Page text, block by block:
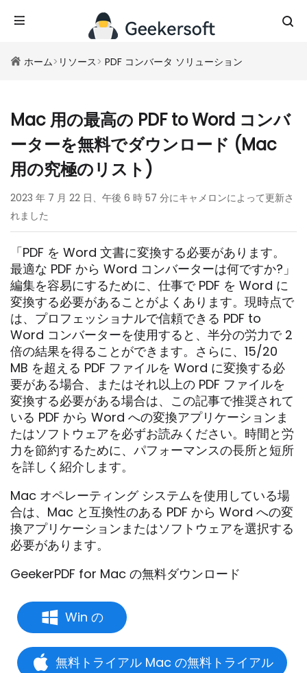
ホーム> リソース > PDF コンバータ ソリューション
Mac 用の最高の PDF to Word コンバ
ーターを無料でダウンロード (Mac
用の究極のリスト)
2023 年 7 月 22 日、午後 6 時 57 分にキャメロンによって更新さ
れました
「PDF を Word 文書に変換する必要があります。
最適な PDF から Word コンバーターは何ですか?」
編集を容易にするために、仕事で PDF を Word に
変換する必要があることがよくあります。現時点で
は、プロフェッショナルで信頼できる PDF to
Word コンバーターを使用すると、半分の労力で 2
倍の結果を得ることができます。さらに、15/20
MB を超える PDF ファイルを Word に変換する必
要がある場合、またはそれ以上の PDF ファイルを
変換する必要がある場合は、この記事で推奨されて
いる PDF から Word への変換アプリケーションま
たはソフトウェアを必ずお読みください。時間と労
力を節約するために、パフォーマンスの長所と短所
を詳しく紹介します。
Mac オペレーティング システムを使用している場
合は、Mac と互換性のある PDF から Word への変
換アプリケーションまたはソフトウェアを選択する
必要があります。
GeekerPDF for Mac の無料ダウンロード
Win の
無料トライアル Mac の無料トライアル